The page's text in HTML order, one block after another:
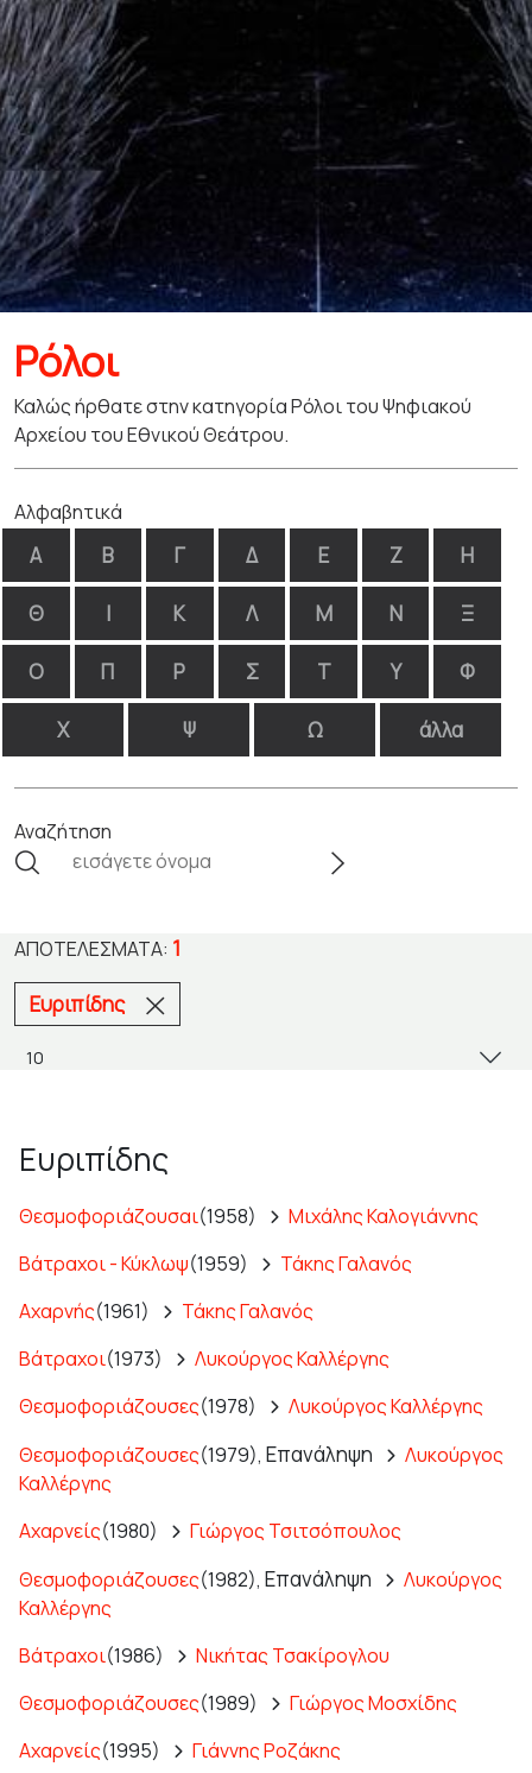
Ρόλοι
Καλώς ήρθατε στην κατηγορία Ρόλοι του Ψηφιακού
Αρχείου του Εθνικού Θεάτρου.
Αλφαβητικά
Α Β Γ Δ Ε Ζ Η
Θ Ι Κ Λ Μ Ν Ξ
Ο Π Ρ Σ Τ Υ Φ
Χ Ψ Ω άλλα
Αναζήτηση
ΑΠΟΤΕΛΈΣΜΑΤΑ: 1
Ευριπίδης
Ευριπίδης
Θεσμοφοριάζουσαι(1958)
Μιχάλης Καλογιάννης
Βάτραχοι - Κύκλωψ(1959)
Τάκης Γαλανός
Αχαρνής(1961)
Τάκης Γαλανός
Βάτραχοι(1973)
Λυκούργος Καλλέργης
Θεσμοφοριάζουσες(1978)
Λυκούργος Καλλέργης
Θεσμοφοριάζουσες(1979), Επανάληψη
Λυκούργος
Καλλέργης
Αχαρνείς(1980)
Γιώργος Τσιτσόπουλος
Θεσμοφοριάζουσες(1982), Επανάληψη
Λυκούργος
Καλλέργης
Βάτραχοι(1986)
Νικήτας Τσακίρογλου
Θεσμοφοριάζουσες(1989)
Γιώργος Μοσχίδης
Αχαρνείς(1995)
Γιάννης Ροζάκης